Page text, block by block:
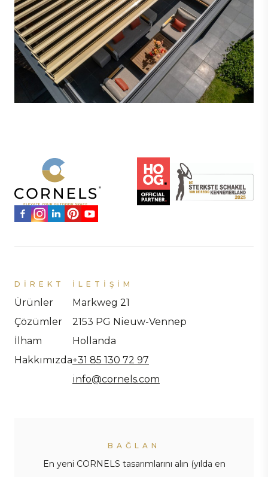
DIREKT
Ürünler
Çözümler
İlham
Hakkımızda
İLETIŞIM
Markweg 21
2153 PG Nieuw-Vennep
Hollanda
+31 85 130 72 97
info@cornels.com
BAĞLAN
En yeni CORNELS tasarımlarını alın (yılda en